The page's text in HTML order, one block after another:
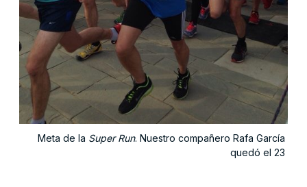
Meta de la Super Run. Nuestro compañero Rafa García
quedó el 23